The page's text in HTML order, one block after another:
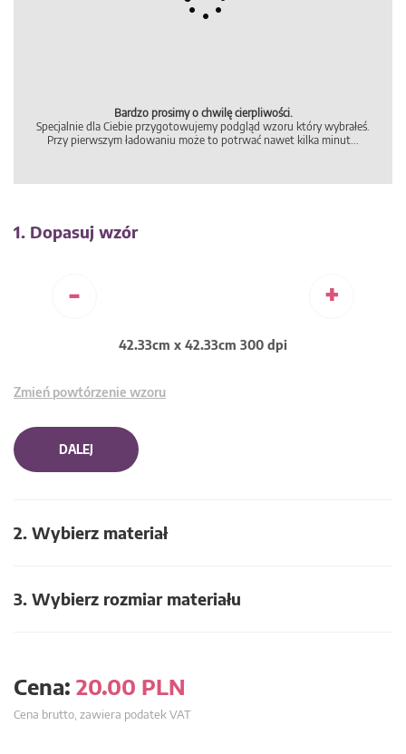
1. Dopasuj wzór
- +
42.33cm x 42.33cm 300 dpi
Zmień powtórzenie wzoru
DALEJ
2. Wybierz materiał
3. Wybierz rozmiar materiału
Cena: 20.00 PLN
Cena brutto, zawiera podatek VAT